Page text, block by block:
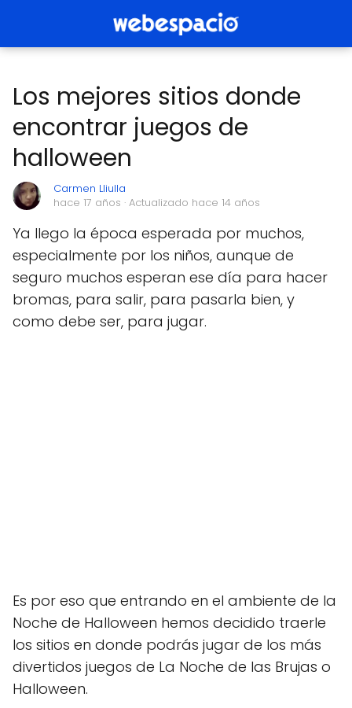
Los mejores sitios donde
encontrar juegos de
halloween
Carmen Lliulla
hace 17 años · Actualizado hace 14 años
Ya llego la época esperada por muchos,
especialmente por los niños, aunque de
seguro muchos esperan ese día para hacer
bromas, para salir, para pasarla bien, y
como debe ser, para jugar.
Es por eso que entrando en el ambiente de la
Noche de Halloween hemos decidido traerle
los sitios en donde podrás jugar de los más
divertidos juegos de La Noche de las Brujas o
Halloween.